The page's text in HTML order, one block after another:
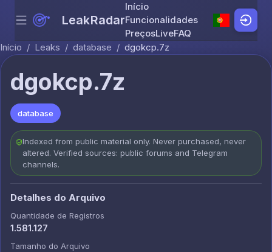
Skip to content
Menu LeakRadar
Início
Funcionalidades
PreçosLiveFAQ
Início / Leaks / database / dgokcp.7z
dgokcp.7z
database
Indexed from public material only. Never purchased, never
altered. Verified sources: public forums and Telegram
channels.
Detalhes do Arquivo
Quantidade de Registros
1.581.127
Tamanho do Arquivo